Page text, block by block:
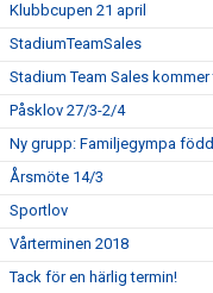
Klubbcupen 21 april
StadiumTeamSales
Stadium Team Sales
Påsklov 27/3-2/4
Ny grupp: Familjegympa
Årsmöte 14/3
Sportlov
Vårterminen 2018
Tack för en härlig termin!